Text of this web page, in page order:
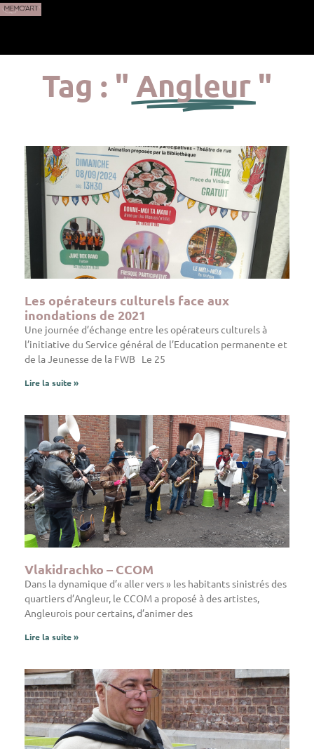
Tag : " Angleur "
Les opérateurs culturels face aux
inondations de 2021
Une journée d’échange entre les opérateurs culturels à
l’initiative du Service général de l’Education permanente et
de la Jeunesse de la FWB Le 25
Lire la suite »
Vlakidrachko – CCOM
Dans la dynamique d’« aller vers » les habitants sinistrés des
quartiers d’Angleur, le CCOM a proposé à des artistes,
Angleurois pour certains, d’animer des
Lire la suite »